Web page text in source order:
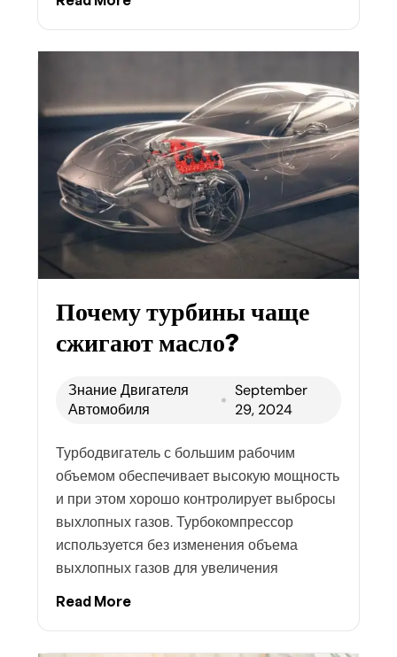
Почему турбины чаще
сжигают масло?
Знание Двигателя
Автомобиля
September
29, 2024
Турбодвигатель с большим рабочим
объемом обеспечивает высокую мощность
и при этом хорошо контролирует выбросы
выхлопных газов. Турбокомпрессор
используется без изменения объема
выхлопных газов для увеличения
Read More